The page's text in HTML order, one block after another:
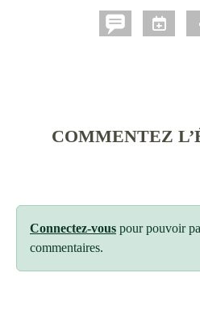
COMMENTEZ
Connectez-vous pour pouvoir
commentaires.